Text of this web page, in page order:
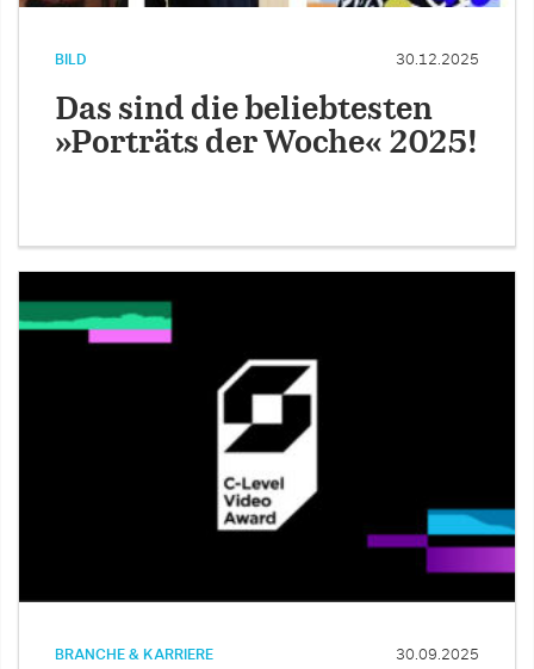
BILD 30.12.2025
Das sind die beliebtesten
»Porträts der Woche« 2025!
BRANCHE & KARRIERE 30.09.2025